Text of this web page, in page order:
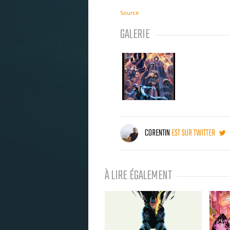
Source
GALERIE
CORENTINEST SUR TWITTER
À LIRE ÉGALEMENT